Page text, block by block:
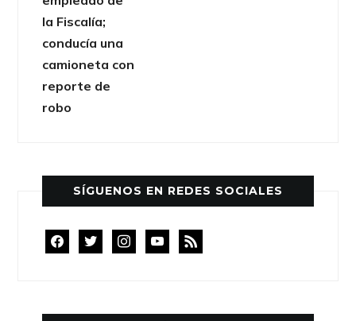
SÍGUENOS EN REDES SOCIALES
facebooktwitterinstagramyoutube
rss